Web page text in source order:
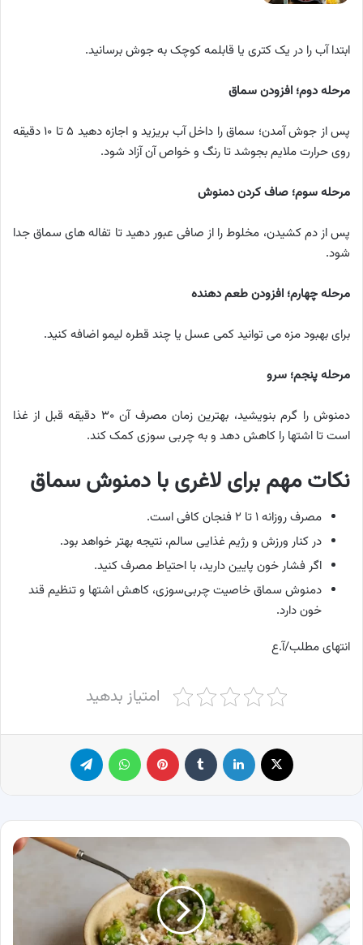
ابتدا آب را در یک کتری یا قابلمه کوچک به جوش برسانید.
مرحله دوم؛ افزودن سماق
پس از جوش آمدن؛ سماق را داخل آب بریزید و اجازه دهید ۵ تا ۱۰ دقیقه
روی حرارت ملایم بجوشد تا رنگ و خواص آن آزاد شود.
مرحله سوم؛ صاف کردن دمنوش
پس از دم کشیدن، مخلوط را از صافی عبور دهید تا تفاله های سماق جدا
شود.
مرحله چهارم؛ افزودن طعم دهنده
برای بهبود مزه می توانید کمی عسل یا چند قطره لیمو اضافه کنید.
مرحله پنجم؛ سرو
دمنوش را گرم بنویشید، بهترین زمان مصرف آن ۳۰ دقیقه قبل از غذا
است تا اشتها را کاهش دهد و به چربی سوزی کمک کند.
نکات مهم برای لاغری با دمنوش سماق
مصرف روزانه ۱ تا ۲ فنجان کافی است.
در کنار ورزش و رژیم غذایی سالم، نتیجه بهتر خواهد بود.
اگر فشار خون پایین دارید، با احتیاط مصرف کنید.
دمنوش سماق خاصیت چربی‌سوزی، کاهش اشتها و تنظیم قند
خون دارد.
انتهای مطلب/آ.ع
امتیاز بدهید
لینکدین ‫تامبلر پینترست
طرز
کینوا
برای
لاغری؛
روش